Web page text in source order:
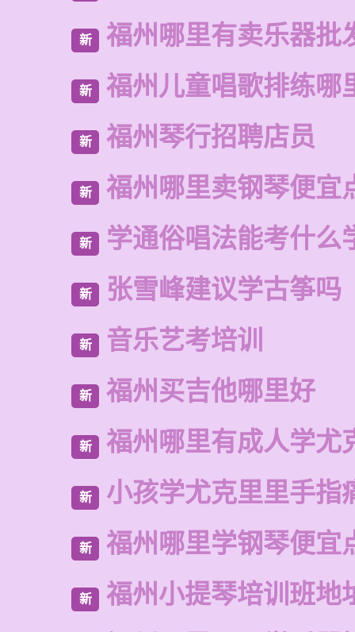
新 福州哪里有卖乐器批
新 福州儿童唱歌排练哪
新 福州琴行招聘店员
新 福州哪里卖钢琴便宜
新 学通俗唱法能考什么
新 张雪峰建议学古筝吗
新 音乐艺考培训
新 福州买吉他哪里好
新 福州哪里有成人学尤
新 小孩学尤克里里手指
新 福州哪里学钢琴便宜
新 福州小提琴培训班地